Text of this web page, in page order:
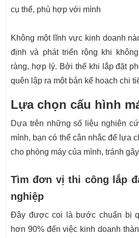
cụ thể, phù hợp với mình
Không một lĩnh vực kinh doanh
định và phát triển rộng khi
ràng, hợp lý. Bởi thế khi lắp đặt
quên lập ra một bản kế hoạch chi
Lựa chọn cấu hình
Dựa trên những số liệu nghiên
mình, bạn có thể cân nhắc để lựa
cho phòng máy của mình, tránh
Tìm đơn vị thi công lắp
nghiệp
Đây được coi là bước chuẩn bị
hơn 90% đến việc kinh doanh